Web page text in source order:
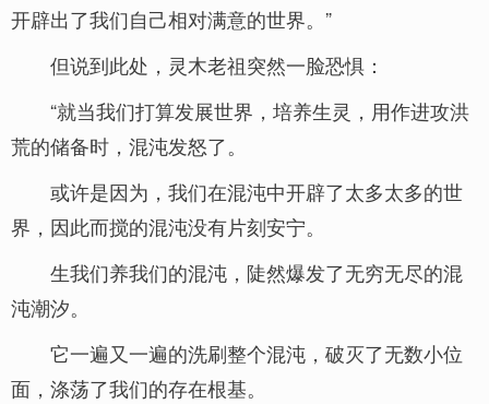
开辟出了我们自己相对满意的世界。”
但说到此处，灵木老祖突然一脸恐惧：
“就当我们打算发展世界，培养生灵，用作进攻洪
荒的储备时，混沌发怒了。
或许是因为，我们在混沌中开辟了太多太多的世
界，因此而搅的混沌没有片刻安宁。
生我们养我们的混沌，陡然爆发了无穷无尽的混
沌潮汐。
它一遍又一遍的洗刷整个混沌，破灭了无数小位
面，涤荡了我们的存在根基。